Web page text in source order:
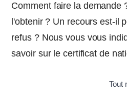
Comment faire la demande
l'obtenir ? Un recours est-il
refus ? Nous vous vous
savoir sur le certificat de
Tout